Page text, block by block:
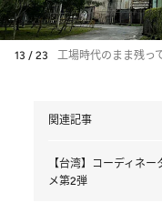
13 / 23 工場時代のまま残っ
関連記事
【台湾】コーディネ
メ第2弾